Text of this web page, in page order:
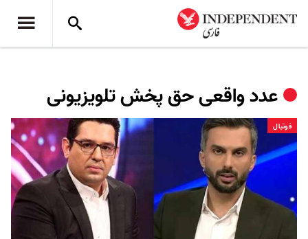
عدد واقعی حق پخش تلویزیونی
فوتبال